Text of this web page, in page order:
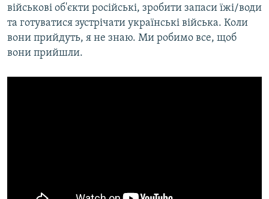
військові об'єкти російські, зробити запаси їжі/води
та готуватися зустрічати українські війська. Коли
вони прийдуть, я не знаю. Ми робимо все, щоб
вони прийшли.